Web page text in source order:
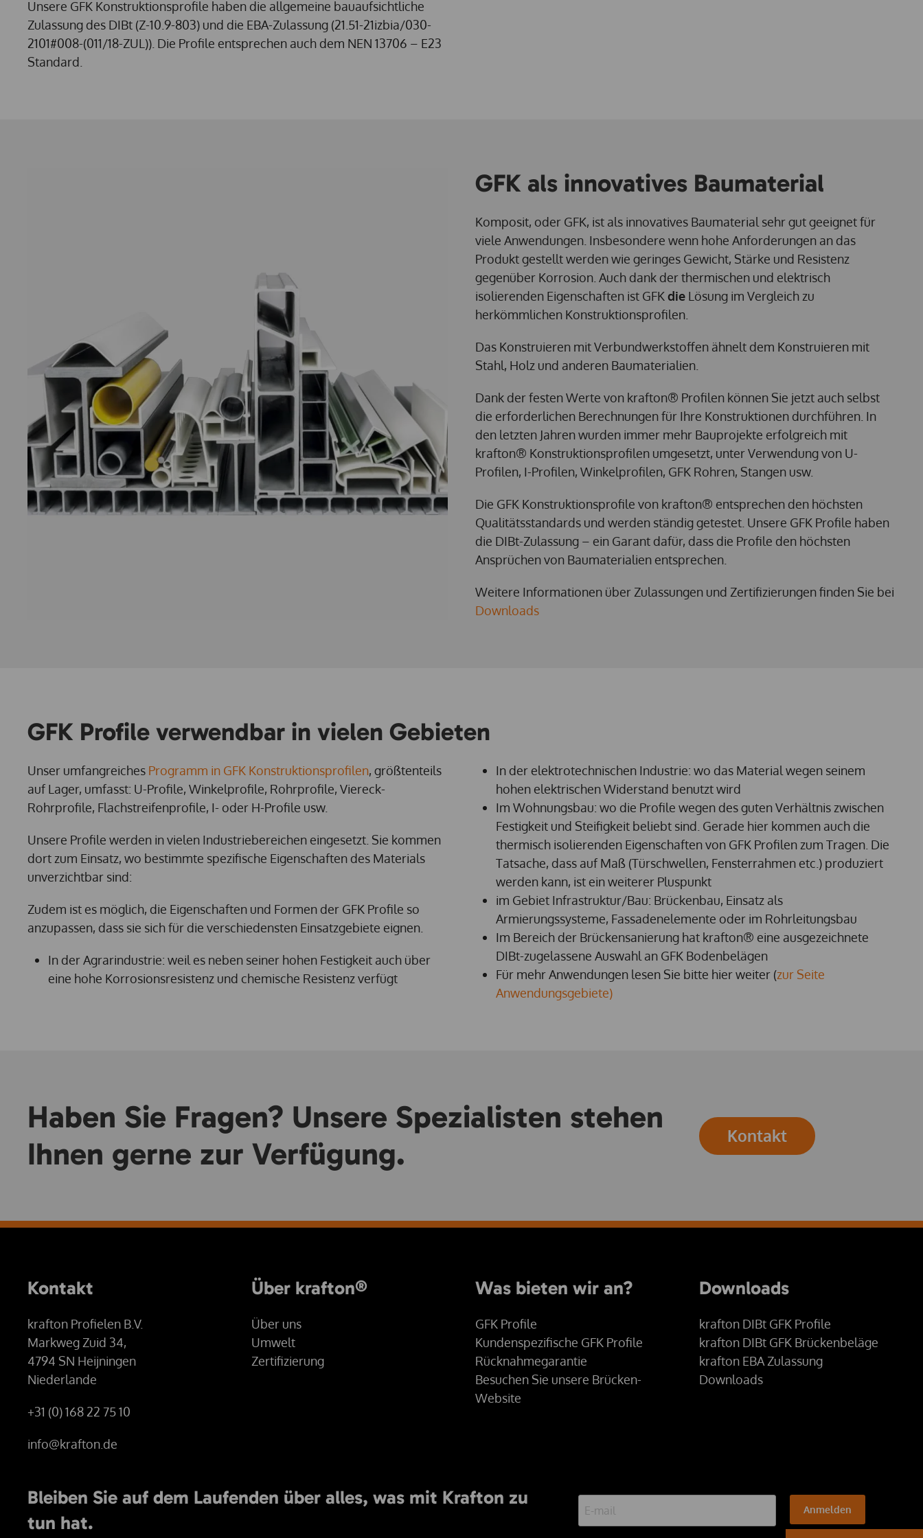
Unsere GFK Konstruktionsprofile haben die allgemeine bauaufsichtliche
Zulassung des DIBt (Z-10.9-803) und die EBA-Zulassung (21.51-21izbia/030-
2101#008-(011/18-ZUL)). Die Profile entsprechen auch dem NEN 13706 – E23
Standard.
GFK als innovatives Baumaterial
Komposit, oder GFK, ist als innovatives Baumaterial sehr gut geeignet für
viele Anwendungen. Insbesondere wenn hohe Anforderungen an das
Produkt gestellt werden wie geringes Gewicht, Stärke und Resistenz
gegenüber Korrosion. Auch dank der thermischen und elektrisch
isolierenden Eigenschaften ist GFKdie Lösung im Vergleich zu
herkömmlichen Konstruktionsprofilen.
Das Konstruieren mit Verbundwerkstoffen ähnelt dem Konstruieren mit
Stahl, Holz und anderen Baumaterialien.
Dank der festen Werte von krafton® Profilen können Sie jetzt auch selbst
die erforderlichen Berechnungen für Ihre Konstruktionen durchführen. In
den letzten Jahren wurden immer mehr Bauprojekte erfolgreich mit
krafton® Konstruktionsprofilen umgesetzt, unter Verwendung von U-
Profilen, I-Profilen, Winkelprofilen, GFK Rohren, Stangen usw.
Die GFK Konstruktionsprofile von krafton® entsprechen den höchsten
Qualitätsstandards und werden ständig getestet. Unsere GFK Profile haben
die DIBt-Zulassung – ein Garant dafür, dass die Profile den höchsten
Ansprüchen von Baumaterialien entsprechen.
Weitere Informationen über Zulassungen und Zertifizierungen finden Sie bei
Downloads
GFK Profile verwendbar in vielen Gebieten
Unser umfangreiches Programm in GFK Konstruktionsprofilen, größtenteils
auf Lager, umfasst: U-Profile, Winkelprofile, Rohrprofile, Viereck-
Rohrprofile, Flachstreifenprofile, I- oder H-Profile usw.
Unsere Profile werden in vielen Industriebereichen eingesetzt. Sie kommen
dort zum Einsatz, wo bestimmte spezifische Eigenschaften des Materials
unverzichtbar sind:
Zudem ist es möglich, die Eigenschaften und Formen der GFK Profile so
anzupassen, dass sie sich für die verschiedensten Einsatzgebiete eignen.
In der Agrarindustrie: weil es neben seiner hohen Festigkeit auch über
eine hohe Korrosionsresistenz und chemische Resistenz verfügt
In der elektrotechnischen Industrie: wo das Material wegen seinem
hohen elektrischen Widerstand benutzt wird
Im Wohnungsbau: wo die Profile wegen des guten Verhältnis zwischen
Festigkeit und Steifigkeit beliebt sind. Gerade hier kommen auch die
thermisch isolierenden Eigenschaften von GFK Profilen zum Tragen. Die
Tatsache, dass auf Maß (Türschwellen, Fensterrahmen etc.) produziert
werden kann, ist ein weiterer Pluspunkt
im Gebiet Infrastruktur/Bau: Brückenbau, Einsatz als
Armierungssysteme, Fassadenelemente oder im Rohrleitungsbau
Im Bereich der Brückensanierung hat krafton® eine ausgezeichnete
DIBt-zugelassene Auswahl an GFK Bodenbelägen
Für mehr Anwendungen lesen Sie bitte hier weiter (zur Seite
Anwendungsgebiete)
Haben Sie Fragen? Unsere Spezialisten stehen
Ihnen gerne zur Verfügung.
Kontakt
Kontakt
krafton Profielen B.V.
Markweg Zuid 34,
4794 SN Heijningen
Niederlande
+31 (0) 168 22 75 10
info@krafton.de
Über krafton®
Über uns
Umwelt
Zertifizierung
Was bieten wir an?
GFK Profile
Kundenspezifische GFK Profile
Rücknahmegarantie
Besuchen Sie unsere Brücken-
Website
Downloads
krafton DIBt GFK Profile
krafton DIBt GFK Brückenbeläge
krafton EBA Zulassung
Downloads
Bleiben Sie auf dem Laufenden über alles, was mit Krafton zu
tun hat.
Anmelden